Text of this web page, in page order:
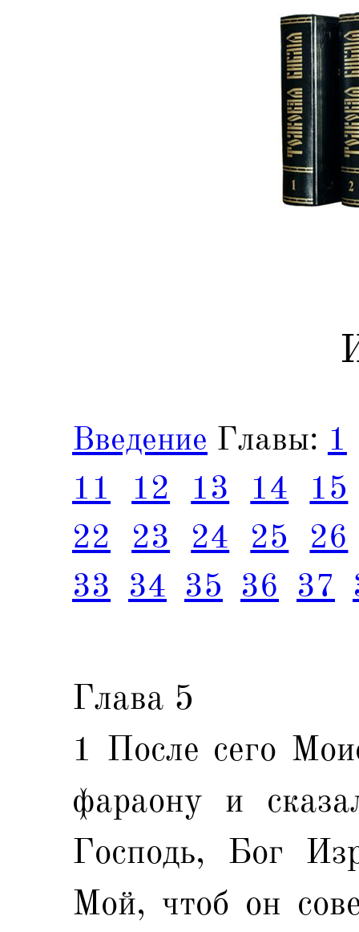
Введение Главы: 1
11
12 13 14
15
22
23 24 25
26
33 34 35 36 37
Глава 5
1 После сего
фараону и
Господь, Бог
Мой, чтоб он